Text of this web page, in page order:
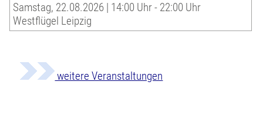
Samstag, 22.08.2026 | 14:00 Uhr - 22:00 Uhr
Westflügel Leipzig
weitere Veranstaltungen